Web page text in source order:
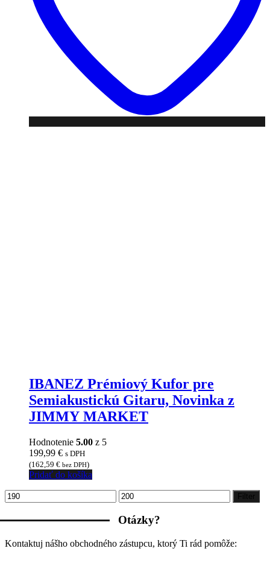
IBANEZ Prémiový Kufor pre
Semiakustickú Gitaru, Novinka z
JIMMY MARKET
Hodnotenie 5.00 z 5
199,99 € s DPH
(162,59 € bez DPH)
Pridať do košíka
Minimálna
cena
Maximálna
cena
Filter
Otázky?
Kontaktuj nášho obchodného zástupcu, ktorý Ti rád pomôže: